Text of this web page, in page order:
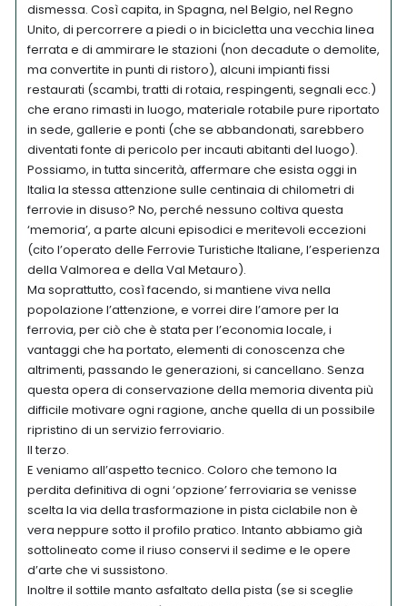
dismessa. Così capita, in Spagna, nel Belgio, nel Regno
Unito, di percorrere a piedi o in bicicletta una vecchia linea
ferrata e di ammirare le stazioni (non decadute o demolite,
ma convertite in punti di ristoro), alcuni impianti fissi
restaurati (scambi, tratti di rotaia, respingenti, segnali ecc.)
che erano rimasti in luogo, materiale rotabile pure riportato
in sede, gallerie e ponti (che se abbandonati, sarebbero
diventati fonte di pericolo per incauti abitanti del luogo).
Possiamo, in tutta sincerità, affermare che esista oggi in
Italia la stessa attenzione sulle centinaia di chilometri di
ferrovie in disuso? No, perché nessuno coltiva questa
‘memoria’, a parte alcuni episodici e meritevoli eccezioni
(cito l’operato delle Ferrovie Turistiche Italiane, l’esperienza
della Valmorea e della Val Metauro).
Ma soprattutto, così facendo, si mantiene viva nella
popolazione l’attenzione, e vorrei dire l’amore per la
ferrovia, per ciò che è stata per l’economia locale, i
vantaggi che ha portato, elementi di conoscenza che
altrimenti, passando le generazioni, si cancellano. Senza
questa opera di conservazione della memoria diventa più
difficile motivare ogni ragione, anche quella di un possibile
ripristino di un servizio ferroviario.
Il terzo.
E veniamo all’aspetto tecnico. Coloro che temono la
perdita definitiva di ogni ‘opzione’ ferroviaria se venisse
scelta la via della trasformazione in pista ciclabile non è
vera neppure sotto il profilo pratico. Intanto abbiamo già
sottolineato come il riuso conservi il sedime e le opere
d’arte che vi sussistono.
Inoltre il sottile manto asfaltato della pista (se si sceglie